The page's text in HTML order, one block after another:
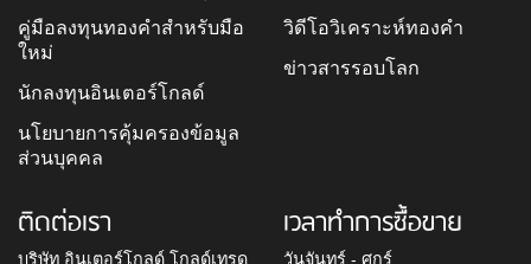
คู่มือลงทุนทองคำสำหรับมือ
ใหม่
นักลงทุนอินเตอร์โกลด์
นโยบายการคุ้มครองข้อมูล
ส่วนบุคคล
วิดีโอวิเคราะห์ทองคำ
ข่าวสารรอบโลก
ติดต่อเรา
บริษัท อินเตอร์โกลด์ โกลด์เทรด
เวลาทำการซื้อขาย
วันจันทร์ - ศุกร์